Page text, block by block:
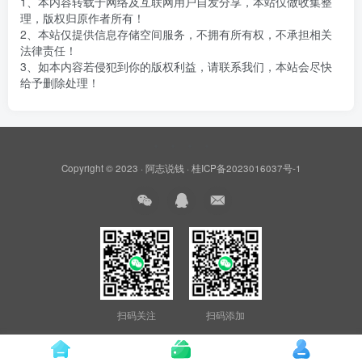
理，版权归原作者所有！
2、本站仅提供信息存储空间服务，不拥有所有权，不承担相关
法律责任！
3、如本内容若侵犯到你的版权利益，请联系我们，本站会尽快
给予删除处理！
Copyright © 2023 · 阿志说钱 · 桂ICP备2023016037号-1
扫码关注 扫码添加